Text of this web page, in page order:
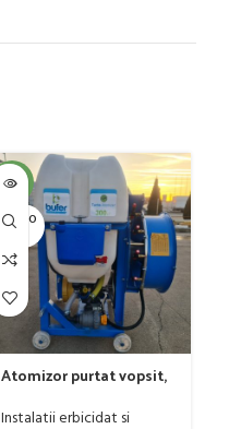
-4%
SOLD O
UT
Atomizor purtat vopsit,
Bufer, model Ronda
Instalatii erbicidat si